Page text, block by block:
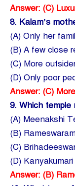
Answer: (C)
8. Kalam’s
(A) Only her
(B) A few close
(C) More
(D) Only poor
Answer: (C)
9. Which temple
(A) Meenakshi
(B)
(C)
(D)
Answer: (B)